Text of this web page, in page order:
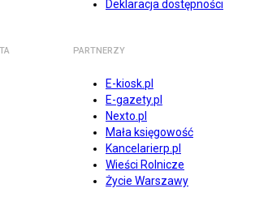
Deklaracja dostępności
PARTNERZY
E-kiosk.pl
E-gazety.pl
Nexto.pl
Mała księgowość
Kancelarierp.pl
Wieści Rolnicze
Życie Warszawy